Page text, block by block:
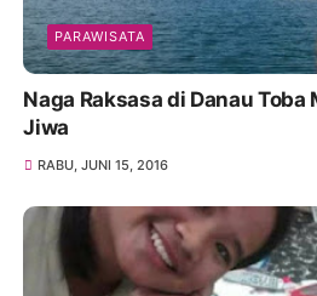
PARAWISATA
Naga Raksasa di Danau Toba
Jiwa
RABU, JUNI 15, 2016